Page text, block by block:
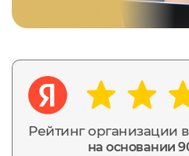
Рейтинг организации
на основании